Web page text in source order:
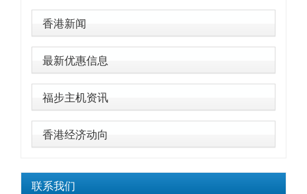
香港新闻
最新优惠信息
福步主机资讯
香港经济动向
联系我们